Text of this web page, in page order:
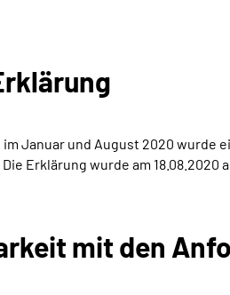
Januar und August 2020 wurde
Die Erklärung wurde am
mit den